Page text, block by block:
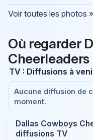
Voir toutes les photos »
Où regarder
TV : Diffusions à
Aucune diffusion de
moment.
Dallas Cowboys
diffusions TV